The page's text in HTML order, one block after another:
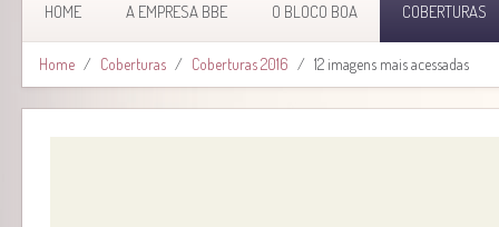
HOME A EMPRESA BBE O BLOCO BOA COBERTURAS
Home Coberturas Coberturas 2016 12 imagens mais acessadas